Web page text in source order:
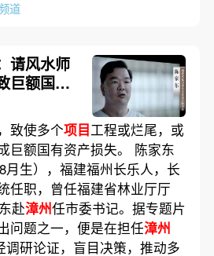
道
请风水师
巨额国资
致使多个项目工程或烂尾，或
巨额国有资产损失。 陈家东
月生），福建福州长乐人，长
任职，曾任福建省林业厅厅
赴漳州任市委书记。据专题片
问题之一，便是在担任漳州
调研论证，盲目决策，推动多